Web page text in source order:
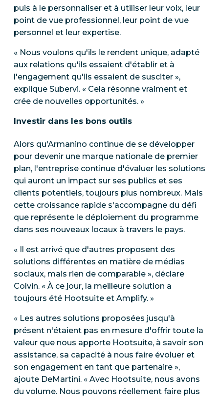
puis à le personnaliser et à utiliser leur voix, leur
point de vue professionnel, leur point de vue
personnel et leur expertise.
« Nous voulons qu'ils le rendent unique, adapté
aux relations qu'ils essaient d'établir et à
l'engagement qu'ils essaient de susciter »,
explique Subervi. « Cela résonne vraiment et
crée de nouvelles opportunités. »
Investir dans les bons outils
Alors qu'Armanino continue de se développer
pour devenir une marque nationale de premier
plan, l'entreprise continue d'évaluer les solutions
qui auront un impact sur ses publics et ses
clients potentiels, toujours plus nombreux. Mais
cette croissance rapide s'accompagne du défi
que représente le déploiement du programme
dans ses nouveaux locaux à travers le pays.
« Il est arrivé que d'autres proposent des
solutions différentes en matière de médias
sociaux, mais rien de comparable », déclare
Colvin. « À ce jour, la meilleure solution a
toujours été Hootsuite et Amplify. »
« Les autres solutions proposées jusqu'à
présent n'étaient pas en mesure d'offrir toute la
valeur que nous apporte Hootsuite, à savoir son
assistance, sa capacité à nous faire évoluer et
son engagement en tant que partenaire »,
ajoute DeMartini. « Avec Hootsuite, nous avons
du volume. Nous pouvons réellement faire plus